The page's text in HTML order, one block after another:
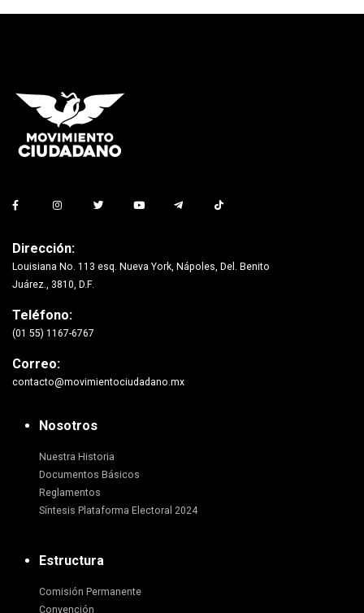
Dirección:
Louisiana No. 113 esq. Nueva York, Nápoles, Del. Benito
Juárez., 3810, D.F.
Teléfono:
(01 55) 1167-6767
Correo:
contacto@movimientociudadano.mx
Nosotros
Nuestra Historia
Documentos Básicos
Reglamentos
Síntesis Plataforma Electoral 2024
Estructura
Comisión Permanente
Convención